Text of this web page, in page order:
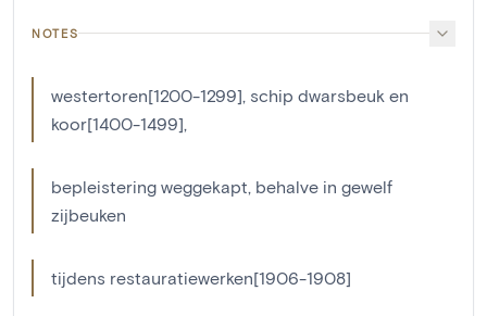
NOTES
westertoren[1200-1299], schip dwarsbeuk en
koor[1400-1499],
bepleistering weggekapt, behalve in gewelf
zijbeuken
tijdens restauratiewerken[1906-1908]